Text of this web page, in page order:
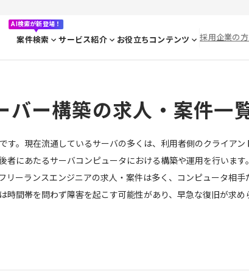
AI検索が新登場！
案件検索 サービス紹介 お役立ちコンテンツ 採用企業の
バー構築の求人・案件一
す。現在流通しているサーバの多くは、利用者側のクライア
者にあたるサーバコンピュータにおける構築や運用を行いま
リーランスエンジニアの求人・案件は多く、コンピュータ相
時間帯を問わず障害を起こす可能性があり、早急な復旧が求